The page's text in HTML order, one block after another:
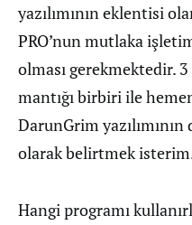
yazılımının eklentisi
PRO’nun mutlaka
olması gerekmektedir.
mantığı birbiri ile
DarunGrim
olarak belirtmek
Hangi programı